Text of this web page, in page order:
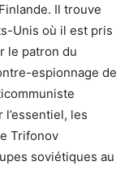
Il trouve
Unis où il est pris
le patron du
espionnage de
les
Trifonov
soviétiques au